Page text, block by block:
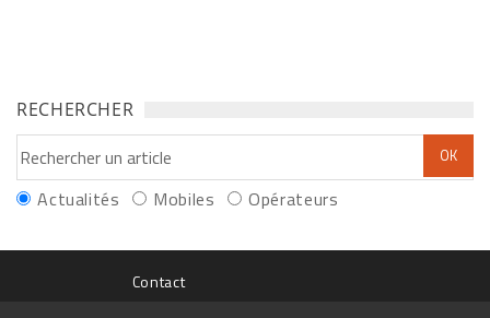
RECHERCHER
Actualités Mobiles Opérateurs
Contact